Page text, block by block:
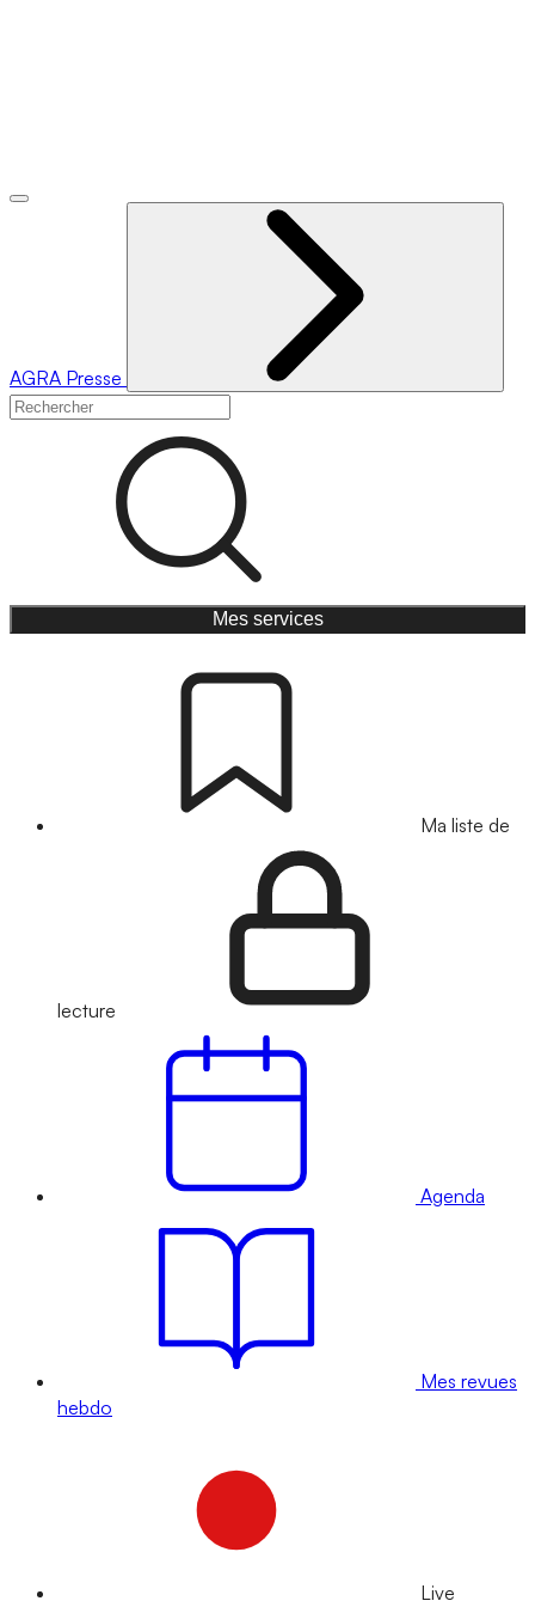
AGRA Presse
Mes services
Ma liste de
lecture
Agenda
Mes revues
hebdo
Live